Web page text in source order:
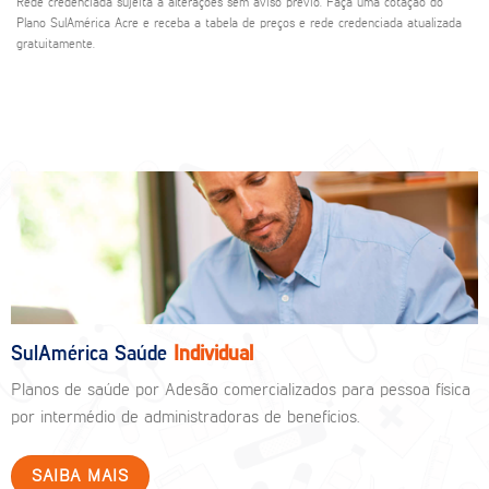
Rede credenciada sujeita a alterações sem aviso prévio. Faça uma cotação do
Plano SulAmérica Acre e receba a tabela de preços e rede credenciada atualizada
gratuitamente.
SulAmérica Saúde Individual
Planos de saúde por Adesão comercializados para pessoa física
por intermédio de administradoras de benefícios.
SAIBA MAIS